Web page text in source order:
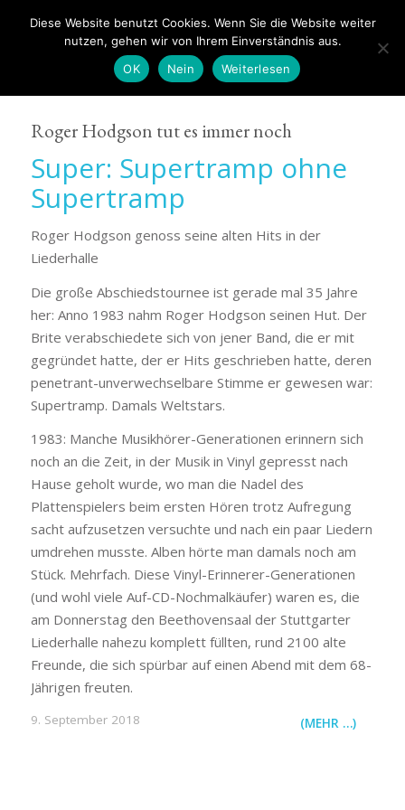
Roger Hodgson tut es immer noch
Super: Supertramp ohne
Supertramp
Roger Hodgson genoss seine alten Hits in der
Liederhalle
Die große Abschiedstournee ist gerade mal 35 Jahre
her: Anno 1983 nahm Roger Hodgson seinen Hut. Der
Brite verabschiedete sich von jener Band, die er mit
gegründet hatte, der er Hits geschrieben hatte, deren
penetrant-unverwechselbare Stimme er gewesen war:
Supertramp. Damals Weltstars.
1983: Manche Musikhörer-Generationen erinnern sich
noch an die Zeit, in der Musik in Vinyl gepresst nach
Hause geholt wurde, wo man die Nadel des
Plattenspielers beim ersten Hören trotz Aufregung
sacht aufzusetzen versuchte und nach ein paar Liedern
umdrehen musste. Alben hörte man damals noch am
Stück. Mehrfach. Diese Vinyl-Erinnerer-Generationen
(und wohl viele Auf-CD-Nochmalkäufer) waren es, die
am Donnerstag den Beethovensaal der Stuttgarter
Liederhalle nahezu komplett füllten, rund 2100 alte
Freunde, die sich spürbar auf einen Abend mit dem 68-
Jährigen freuten.
(MEHR …)
9. September 2018
Diese Website benutzt Cookies. Wenn Sie die Website weiter
nutzen, gehen wir von Ihrem Einverständnis aus.
OK
Nein Weiterlesen